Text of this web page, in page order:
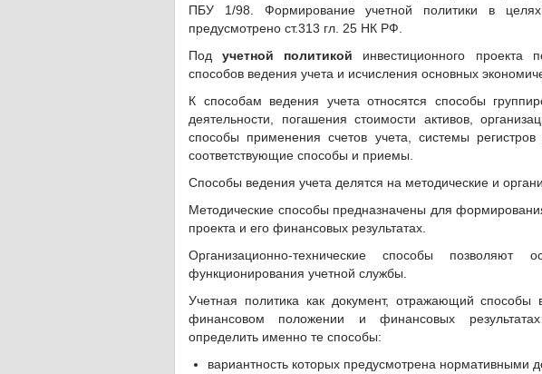
ПБУ 1/98. Формирование учетной политики в целях
предусмотрено ст.313 гл. 25 НК РФ.
Подучетной политикой инвестиционного проекта
способов ведения учета и исчисления основных
К способам ведения учета относятся способы
деятельности, погашения стоимости активов,
способы применения счетов учета, системы
соответствующие способы и приемы.
Способы ведения учета делятся на методические и
Методические способы предназначены для
проекта и его финансовых результатах.
Организационно-технические способы позволяют
функционирования учетной службы.
Учетная политика как документ, отражающий
финансовом положении и финансовых
определить именно те способы:
вариантность которых предусмотрена нормативными